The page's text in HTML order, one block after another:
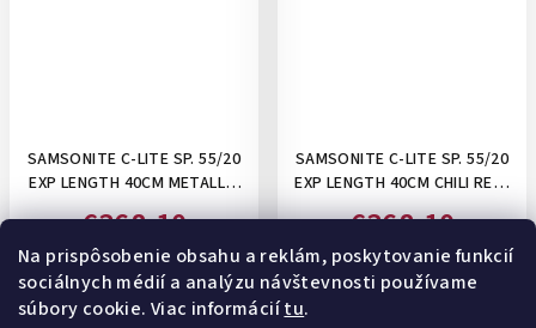
Na prispôsobenie obsahu a reklám, poskytovanie funkcií
sociálnych médií a analýzu návštevnosti používame
súbory cookie. Viac informáciítu.
SAMSONITE C-LITE SP. 55/20
EXP LENGTH 40CM METALLIC
GREEN- PRÍRUČNÝ KUFOR,
€368,10
€409 (–10 %)
Na externom sklade (2-3
týždne)
SAMSONITE C-LITE SP. 55/20
EXP LENGTH 40CM CHILI RED-
PRÍRUČNÝ KUFOR,
€368,10
€409 (–10 %)
Na externom sklade (2-3